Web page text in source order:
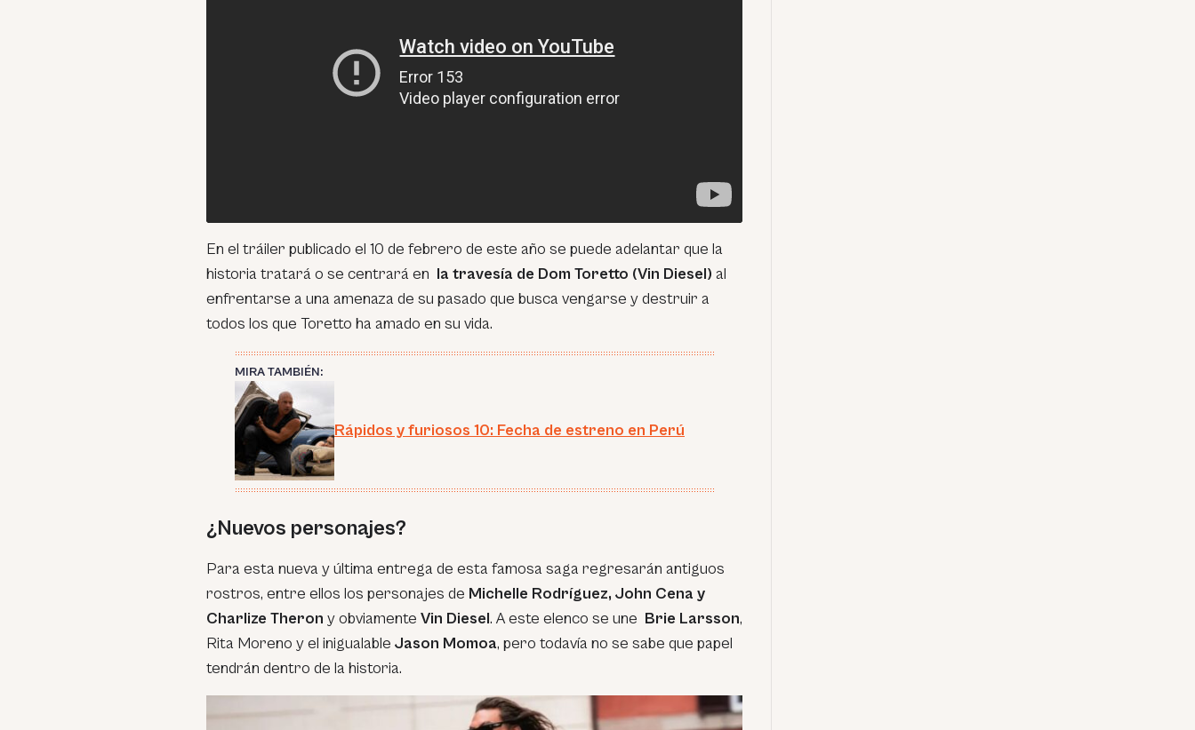
En el tráiler publicado el 10 de febrero de este año se puede adelantar que la
historia tratará o se centrará en la travesía de Dom Toretto (Vin Diesel) al
enfrentarse a una amenaza de su pasado que busca vengarse y destruir a
todos los que Toretto ha amado en su vida.
MIRA TAMBIÉN:
Rápidos y furiosos 10: Fecha de estreno en Perú
¿Nuevos personajes?
Para esta nueva y última entrega de esta famosa saga regresarán antiguos
rostros, entre ellos los personajes de Michelle Rodríguez, John Cena y
Charlize Theron y obviamente Vin Diesel. A este elenco se une Brie Larsson,
Rita Moreno y el inigualable Jason Momoa, pero todavía no se sabe que papel
tendrán dentro de la historia.